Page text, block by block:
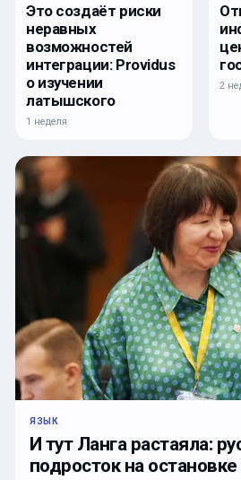
Это создаёт риски
неравных
возможностей
интеграции: Providus
о изучении
латышского
1 неделя
2
ЯЗЫК
И тут Ланга растаяла:
подросток на